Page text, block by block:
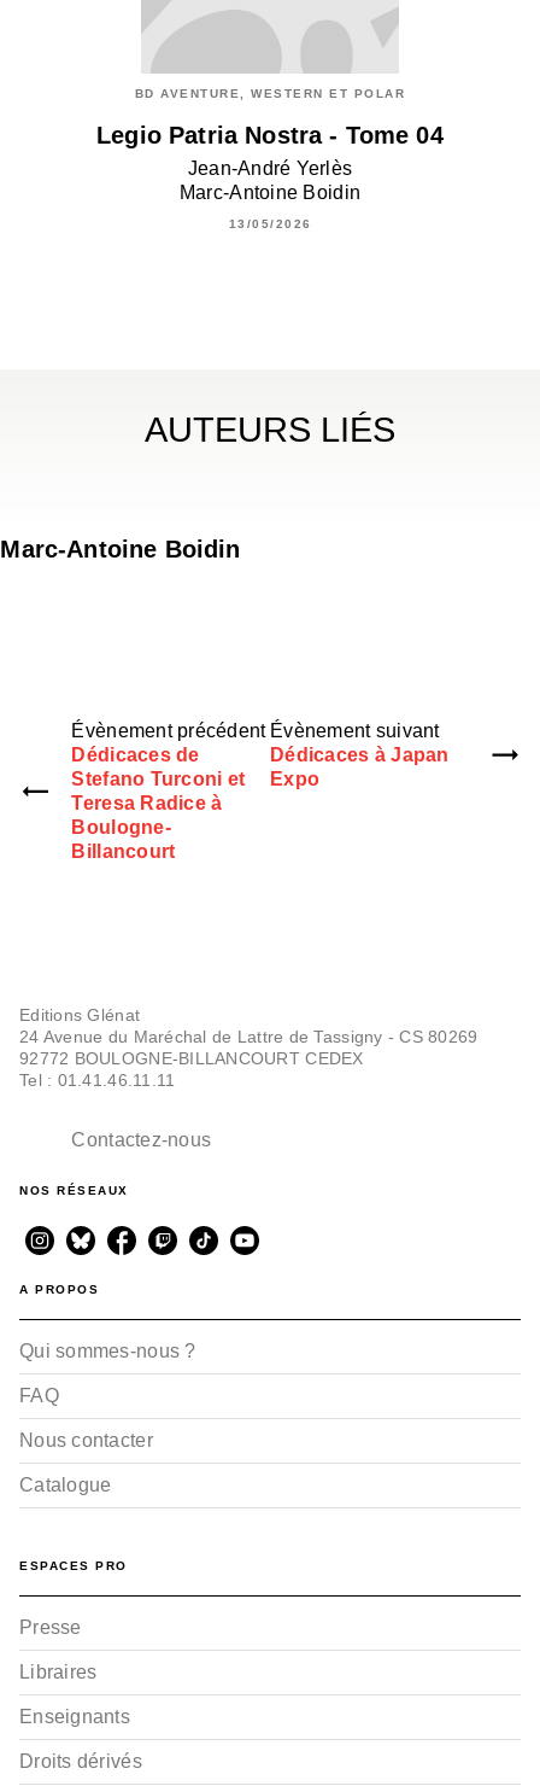
BD AVENTURE, WESTERN ET POLAR
Legio Patria Nostra - Tome 04
Jean-André Yerlès
Marc-Antoine Boidin
13/05/2026
AUTEURS LIÉS
Marc-Antoine Boidin
Évènement précédent
Dédicaces de
Stefano Turconi et
Teresa Radice à
Boulogne-
Billancourt
Évènement suivant
Dédicaces à Japan
Expo
Editions Glénat
24 Avenue du Maréchal de Lattre de Tassigny - CS 80269
92772 BOULOGNE-BILLANCOURT CEDEX
Tel : 01.41.46.11.11
Contactez-nous
NOS RÉSEAUX
A PROPOS
Qui sommes-nous ?
FAQ
Nous contacter
Catalogue
ESPACES PRO
Presse
Libraires
Enseignants
Droits dérivés